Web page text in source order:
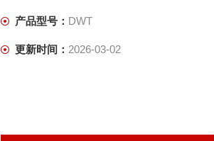
产品型号： DWT
更新时间： 2026-03-02